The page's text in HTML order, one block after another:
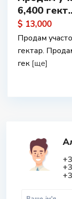
6,400
$ 13,000
Продам
гектар.
гек [ще]